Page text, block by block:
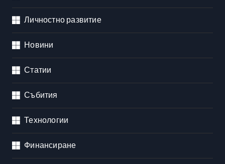
Личностно развитие
Новини
Статии
Събития
Технологии
Финансиране